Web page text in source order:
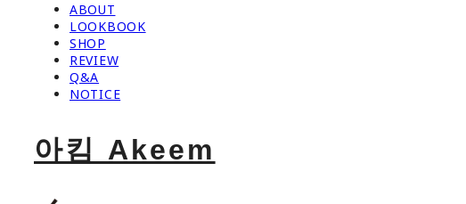
ABOUT
LOOKBOOK
SHOP
REVIEW
Q&A
NOTICE
아킴 Akeem